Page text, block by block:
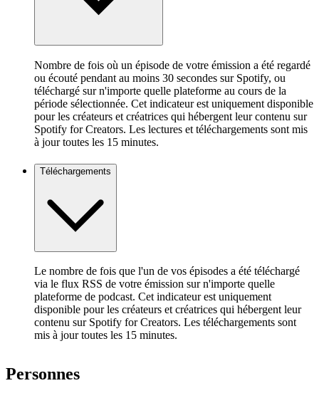
Nombre de fois où un épisode de votre émission a été regardé
ou écouté pendant au moins 30 secondes sur Spotify, ou
téléchargé sur n'importe quelle plateforme au cours de la
période sélectionnée. Cet indicateur est uniquement disponible
pour les créateurs et créatrices qui hébergent leur contenu sur
Spotify for Creators. Les lectures et téléchargements sont mis
à jour toutes les 15 minutes.
Téléchargements
Le nombre de fois que l'un de vos épisodes a été téléchargé
via le flux RSS de votre émission sur n'importe quelle
plateforme de podcast. Cet indicateur est uniquement
disponible pour les créateurs et créatrices qui hébergent leur
contenu sur Spotify for Creators. Les téléchargements sont
mis à jour toutes les 15 minutes.
Personnes